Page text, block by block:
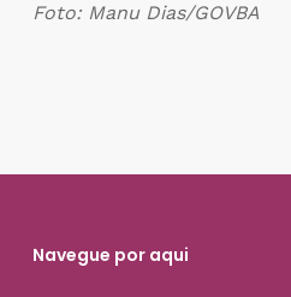
Foto: Manu Dias/GOVBA
Navegue por aqui